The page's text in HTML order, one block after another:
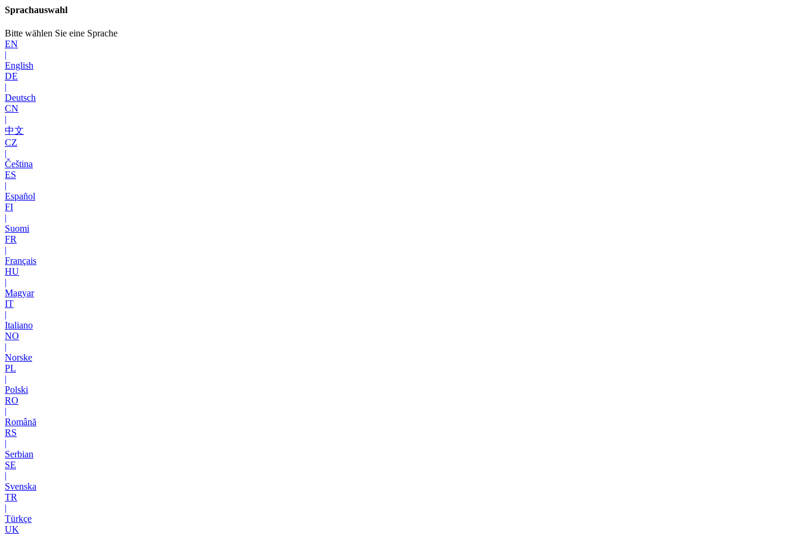
Sprachauswahl
Bitte wählen Sie eine Sprache
EN
|
English
DE
|
Deutsch
CN
|
中文
CZ
|
Čeština
ES
|
Español
FI
|
Suomi
FR
|
Français
HU
|
Magyar
IT
|
Italiano
NO
|
Norske
PL
|
Polski
RO
|
Română
RS
|
Serbian
SE
|
Svenska
TR
|
Türkçe
UK